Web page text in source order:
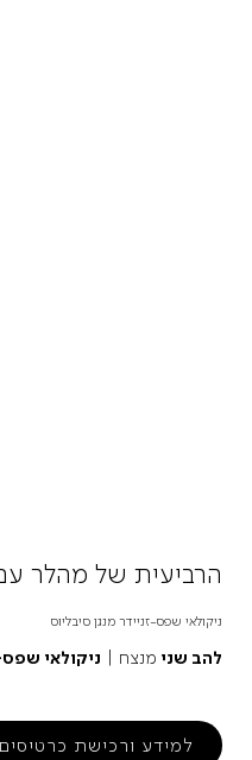
הרביעית של מהלר
ניקולאי שפס-זניידר מנגן סיבליוס
להב שני מנצח | ניקולאי
למידע ורכישת כרטיסים